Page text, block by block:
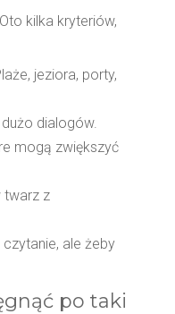
kilka kryteriów,
jeziora, porty,
dialogów.
mogą zwiększyć
twarz z
ale żeby
po taki